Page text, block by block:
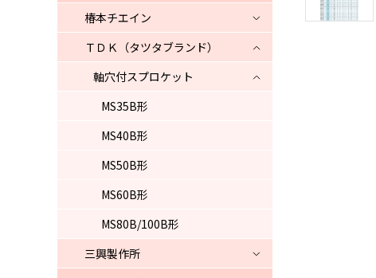
椿本チエイン
ＴＤＫ（タツタブランド）
軸穴付スプロケット
MS35B形
MS40B形
MS50B形
MS60B形
MS80B/100B形
三興製作所